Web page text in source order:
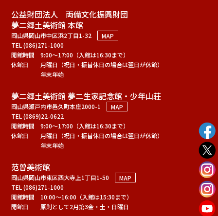
公益財団法人 両備文化振興財団
夢二郷土美術館 本館
岡山県岡山市中区浜2丁目1-32
MAP
TEL (086)271-1000
開館時間
9:00～17:00（入館は16:30まで）
休館日
月曜日（祝日・振替休日の場合は翌日が休館）
年末年始
夢二郷土美術館 夢二生家記念館・少年山荘
岡山県瀬戸内市邑久町本庄2000-1
MAP
TEL (0869)22-0622
開館時間
9:00～17:00（入館は16:30まで）
休館日
月曜日（祝日・振替休日の場合は翌日が休館）
年末年始
范曽美術館
岡山県岡山市東区西大寺上1丁目1-50
MAP
TEL (086)271-1000
開館時間
10:00～16:00（入館は15:30まで）
開館日
原則として2月第3金・土・日曜日